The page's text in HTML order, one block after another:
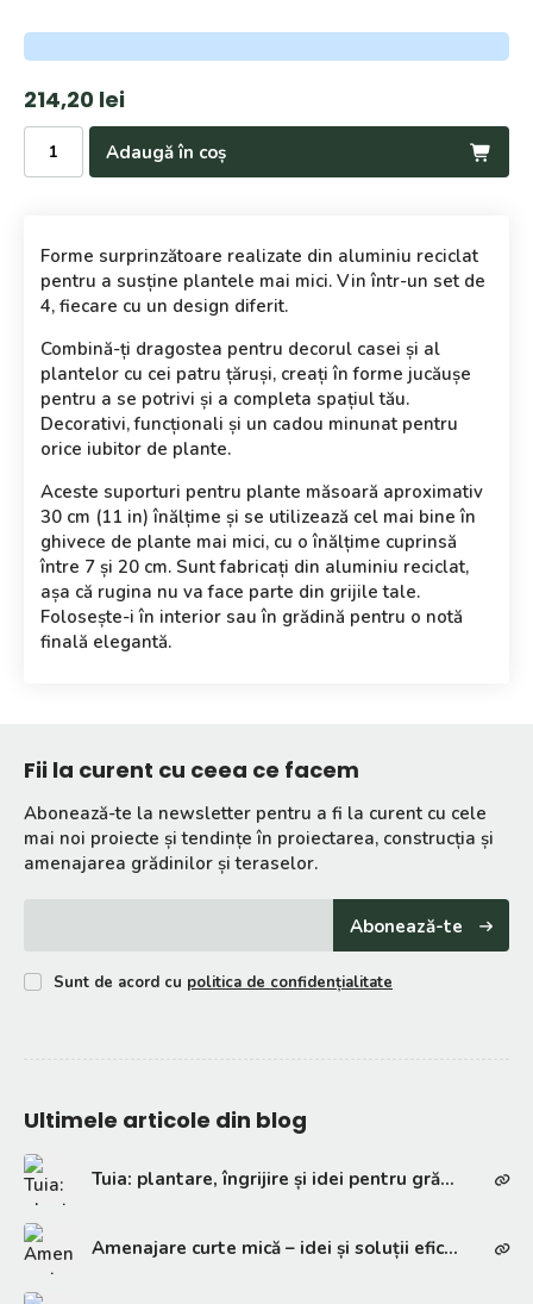
214,20 lei
Cantitate
Set
Adaugă în coș
Forme surprinzătoare realizate din aluminiu reciclat
pentru a susține plantele mai mici. Vin într-un set de
4, fiecare cu un design diferit.
Combină-ți dragostea pentru decorul casei și al
plantelor cu cei patru țăruși, creați în forme jucăușe
pentru a se potrivi și a completa spațiul tău.
Decorativi, funcționali și un cadou minunat pentru
orice iubitor de plante.
Aceste suporturi pentru plante măsoară aproximativ
30 cm (11 in) înălțime și se utilizează cel mai bine în
ghivece de plante mai mici, cu o înălțime cuprinsă
între 7 și 20 cm. Sunt fabricați din aluminiu reciclat,
așa că rugina nu va face parte din grijile tale.
Folosește-i în interior sau în grădină pentru o notă
finală elegantă.
Fii la curent cu ceea ce facem
Abonează-te la newsletter pentru a fi la curent cu cele
mai noi proiecte și tendințe în proiectarea, construcția și
amenajarea grădinilor și teraselor.
Abonează-te
Sunt de acord cu politica de confidențialitate
Ultimele articole din blog
Tuia: plantare, îngrijire și idei pentru grădină
Amenajare curte mică – idei și soluții eficiente